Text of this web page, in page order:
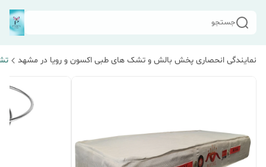
جستجو
نمایندگی انحصاری پخش بالش و تشک های طبی اکسون و رویا در مشهد